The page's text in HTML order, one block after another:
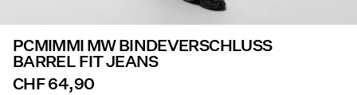
Schweiz
/
Deutsch
PCMIMMI MW BINDEVERSCHLUSS
BARREL FIT JEANS
CHF 64,90